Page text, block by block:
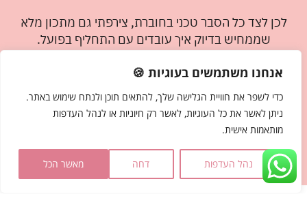
אנחנו משתמשים בעוגיות 🍪
כדי לשפר את חוויית הגלישה שלך, להתאים תוכן ולנתח שימוש באתר.
ניתן לאשר את כל העוגיות, לאשר רק חיוניות או לנהל העדפות
מותאמות אישית.
נהל העדפות דחה מאשר הכל
לכן לצד כל הסבר טכני בחוברת, צירפתי גם מתכון מלא
שממחיש בדיוק איך עובדים עם התחליף בפועל.
אלה מתכונים שאני ממש אוהבת ומכינה שוב ושוב בבית,
כך שבזמן שאת לומדת את החומר, את גם מתאמנת,
טועמת, ורואה איך זה מרגיש באמת.
כי לדעת למה משהו עובד זה חשוב… אבל לדעת איך
לעשות אותו זה מה שמקפיץ את האפייה שלך לרמה
הבאה.